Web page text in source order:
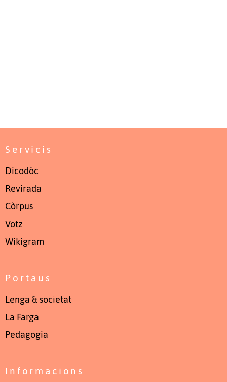
Servicis
Dicodòc
Revirada
Còrpus
Votz
Wikigram
Portaus
Lenga & societat
La Farga
Pedagogia
Informacions